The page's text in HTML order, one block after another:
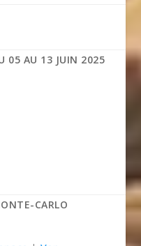
05 AU 13 JUIN 2025
CARLO